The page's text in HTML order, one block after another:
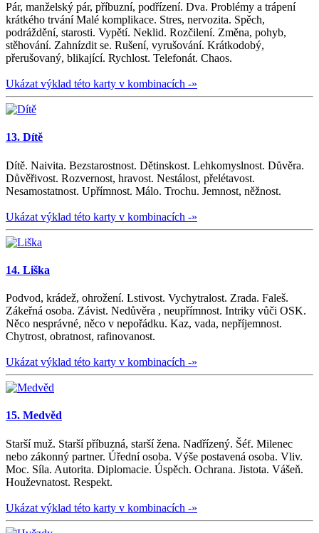
Pár, manželský pár, příbuzní, podřízení. Dva. Problémy a trápení
krátkého trvání Malé komplikace. Stres, nervozita. Spěch,
podráždění, starosti. Vypětí. Neklid. Rozčilení. Změna, pohyb,
stěhování. Zahnízdit se. Rušení, vyrušování. Krátkodobý,
přerušovaný, blikající. Rychlost. Telefonát. Chaos.
Ukázat výklad této karty v kombinacích -»
13. Dítě
Dítě. Naivita. Bezstarostnost. Dětinskost. Lehkomyslnost. Důvěra.
Důvěřivost. Rozvernost, hravost. Nestálost, přelétavost.
Nesamostatnost. Upřímnost. Málo. Trochu. Jemnost, něžnost.
Ukázat výklad této karty v kombinacích -»
14. Liška
Podvod, krádež, ohrožení. Lstivost. Vychytralost. Zrada. Faleš.
Zákeřná osoba. Závist. Nedůvěra , neupřímnost. Intriky vůči OSK.
Něco nesprávné, něco v nepořádku. Kaz, vada, nepříjemnost.
Chytrost, obratnost, rafinovanost.
Ukázat výklad této karty v kombinacích -»
15. Medvěd
Starší muž. Starší příbuzná, starší žena. Nadřízený. Šéf. Milenec
nebo zákonný partner. Úřední osoba. Výše postavená osoba. Vliv.
Moc. Síla. Autorita. Diplomacie. Úspěch. Ochrana. Jistota. Vášeň.
Houževnatost. Respekt.
Ukázat výklad této karty v kombinacích -»